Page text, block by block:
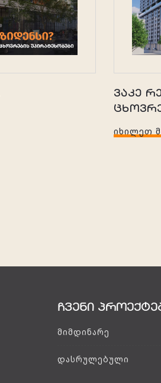
ვაკე
ᲘᲮᲘᲚᲔᲗ
ჩვენი
მიმდინარე
დასრულებული